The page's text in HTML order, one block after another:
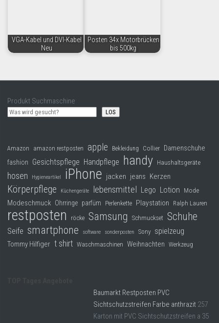
VGA-Kabel und DVI-Kabel
Neu
Posten 34x Motorbrücken
bis 500kg
Produkt Suchmaschine
LOS
Amazon amazon restposten apple Bekleidung Collier Damenschuhe
fashion Gesichtspflege Handpflege handy Haushaltsgeräte
hosen Hygieneartikel iPhone jacken jeans Kerzen
Körperpflege Küchengeräte lebensmittel Lego Lotion Mode
Modeschmuck Ohrringe parfüm Perlenkette Playstation Ralph Lauren
restposten röcke Samsung Schmuckset Schuhe
Seife smartphone software sonderposten Sony spielzeug
Tommy Hilfiger t shirt Waschmaschinen Weihnachten Werkzeug
Baumarkt Restposten PVC
Sichtschutzstreifen Farbe anthrazit 257
Karton mit PVC Sichtschutzstreifen a 35